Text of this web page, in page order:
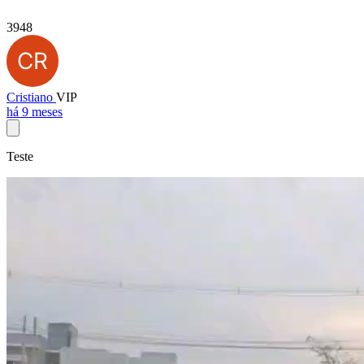
3948
Cristiano VIP
há 9 meses
Teste